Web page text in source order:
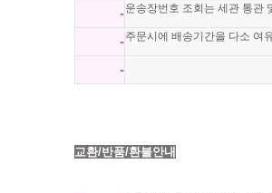
-운송장번호 조회는 세관 통관
-주문시에 배송기간을 다소 여
-
교환/반품/환불안내